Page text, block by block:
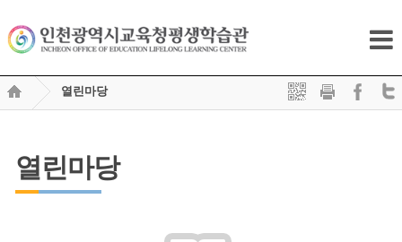
열린마당
열린마당